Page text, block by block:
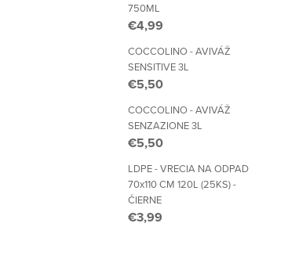
750ML
€4,99
COCCOLINO - AVIVÁŽ
SENSITIVE 3L
€5,50
COCCOLINO - AVIVÁŽ
SENZAZIONE 3L
€5,50
LDPE - VRECIA NA ODPAD
70x110 CM 120L (25KS) -
ČIERNE
€3,99